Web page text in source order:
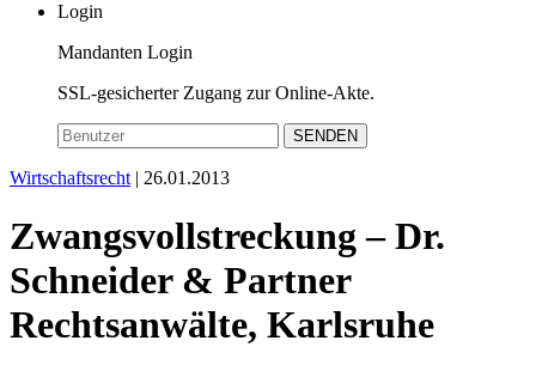
Login
Mandanten Login
SSL-gesicherter Zugang zur Online-Akte.
SENDEN
Wirtschaftsrecht | 26.01.2013
Zwangsvollstreckung – Dr.
Schneider & Partner
Rechtsanwälte, Karlsruhe